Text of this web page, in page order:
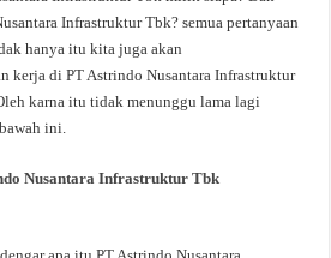
Infrastruktur Tbk? semua pertanyaan
hanya itu kita juga akan
kerja di PT Astrindo Nusantara Infrastruktur
karna itu tidak menunggu lama lagi
ini.
Nusantara Infrastruktur Tbk